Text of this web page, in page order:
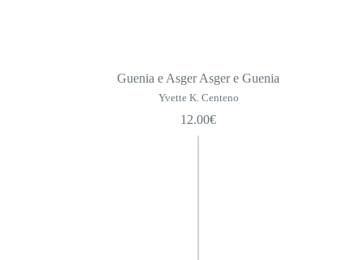
Guenia e Asger Asger e Guenia
Yvette K. Centeno
12.00€